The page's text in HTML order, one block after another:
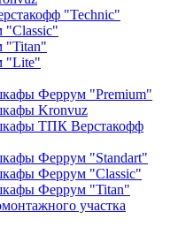
"Technic"
"Classic"
"Titan"
"Lite"
Феррум "Premium"
Kronvuz
ТПК Верстакофф
Феррум "Standart"
Феррум "Classic"
Феррум "Titan"
участка